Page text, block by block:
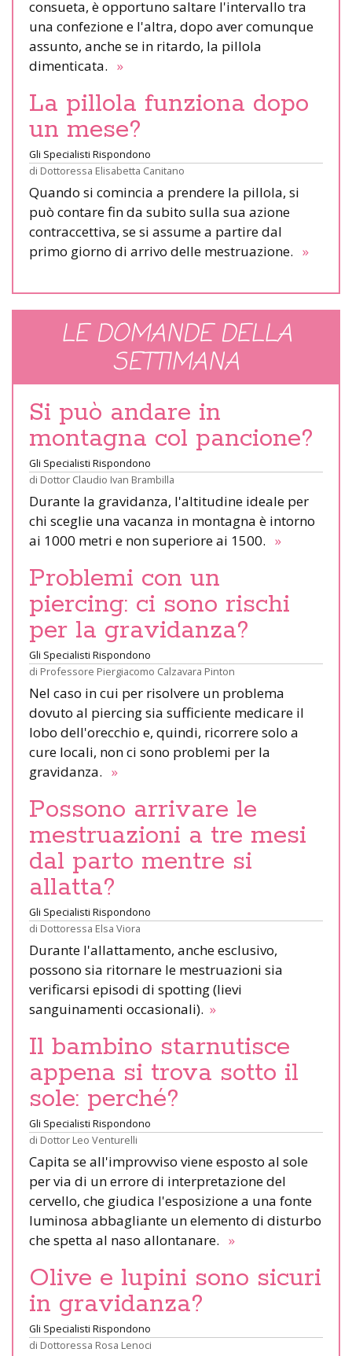
consueta, è opportuno saltare l'intervallo tra
una confezione e l'altra, dopo aver comunque
assunto, anche se in ritardo, la pillola
dimenticata. »
La pillola funziona dopo
un mese?
Gli Specialisti Rispondono
di Dottoressa Elisabetta Canitano
Quando si comincia a prendere la pillola, si
può contare fin da subito sulla sua azione
contraccettiva, se si assume a partire dal
primo giorno di arrivo delle mestruazione. »
LE DOMANDE DELLA
SETTIMANA
Si può andare in
montagna col pancione?
Gli Specialisti Rispondono
di Dottor Claudio Ivan Brambilla
Durante la gravidanza, l'altitudine ideale per
chi sceglie una vacanza in montagna è intorno
ai 1000 metri e non superiore ai 1500. »
Problemi con un
piercing: ci sono rischi
per la gravidanza?
Gli Specialisti Rispondono
di Professore Piergiacomo Calzavara Pinton
Nel caso in cui per risolvere un problema
dovuto al piercing sia sufficiente medicare il
lobo dell'orecchio e, quindi, ricorrere solo a
cure locali, non ci sono problemi per la
gravidanza. »
Possono arrivare le
mestruazioni a tre mesi
dal parto mentre si
allatta?
Gli Specialisti Rispondono
di Dottoressa Elsa Viora
Durante l'allattamento, anche esclusivo,
possono sia ritornare le mestruazioni sia
verificarsi episodi di spotting (lievi
sanguinamenti occasionali). »
Il bambino starnutisce
appena si trova sotto il
sole: perché?
Gli Specialisti Rispondono
di Dottor Leo Venturelli
Capita se all'improvviso viene esposto al sole
per via di un errore di interpretazione del
cervello, che giudica l'esposizione a una fonte
luminosa abbagliante un elemento di disturbo
che spetta al naso allontanare. »
Olive e lupini sono sicuri
in gravidanza?
Gli Specialisti Rispondono
di Dottoressa Rosa Lenoci